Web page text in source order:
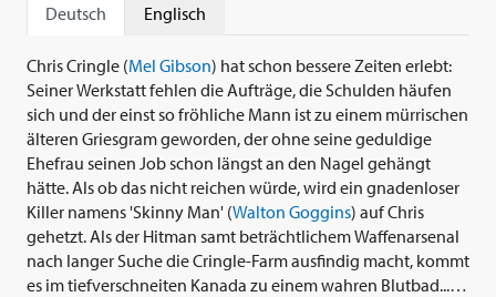
Deutsch Englisch
Chris Cringle (Mel Gibson) hat schon bessere Zeiten erlebt:
Seiner Werkstatt fehlen die Aufträge, die Schulden häufen
sich und der einst so fröhliche Mann ist zu einem mürrischen
älteren Griesgram geworden, der ohne seine geduldige
Ehefrau seinen Job schon längst an den Nagel gehängt
hätte. Als ob das nicht reichen würde, wird ein gnadenloser
Killer namens 'Skinny Man' (Walton Goggins) auf Chris
gehetzt. Als der Hitman samt beträchtlichem Waffenarsenal
nach langer Suche die Cringle-Farm ausfindig macht, kommt
es im tiefverschneiten Kanada zu einem wahren Blutbad...